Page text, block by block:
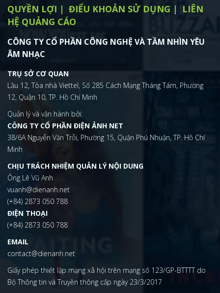
QUYỀN LỢI ĐIỂU KHOẢN SỬ DỤNG
LIÊN
HỆ QUẢNG CÁO
CÔNG TY CỔ PHẦN CÔNG NGHỆ VÀ TẦM NHÌN YÊU
ÂM NHẠC
TRỤ SỞ CƠ QUAN
Lầu 12, Tòa nhà Viettel, Số 285 Cách Mạng Tháng Tám, Phường
12, Quận 10, TP. Hồ Chí Minh
Quản lý và vận hành bởi:
CÔNG TY CỔ PHẦN ĐIỆN ẢNH NET
38/6A Nguyễn Văn Trỗi, Phường 15, Quận Phú Nhuận, TP. Hồ Chí
Minh
CHỊU TRÁCH NHIỆM QUẢN LÝ NỘI DUNG
Ông Lê Vũ Anh
vuanh@dienanh.net
(+84) 2873 050 788
ĐIỆN THOẠI
(+84) 2873 050 788
EMAIL
contact@dienanh.net
Giấy phép thiết lập mạng xã hội trên mạng số 123/GP-BTTTT do
Bộ Thông tin và Truyền thông cấp ngày 23/3/2017